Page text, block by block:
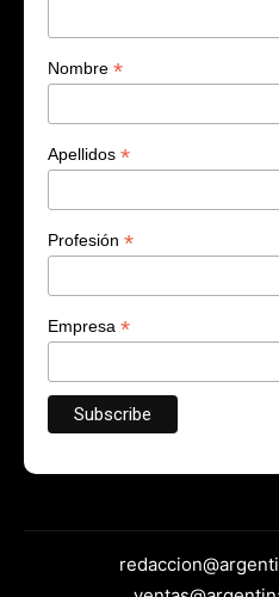
Nombre *
Apellidos *
Profesión *
Empresa *